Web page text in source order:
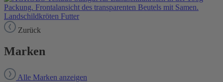
Landschildkröten Futter
Zurück
Marken
Alle Marken anzeigen